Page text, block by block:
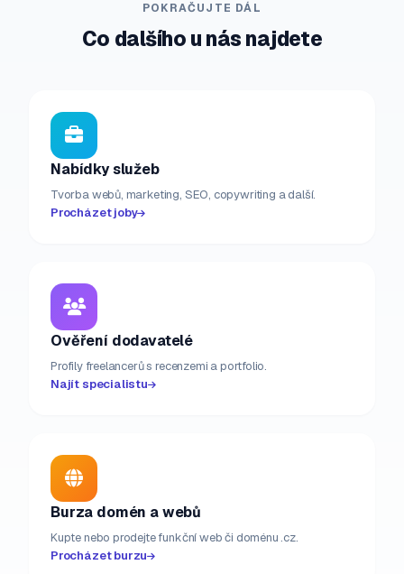
POKRAČUJTE DÁL
Co dalšího u nás najdete
Nabídky služeb
Tvorba webů, marketing, SEO, copywriting a další.
Procházet joby
Ověření dodavatelé
Profily freelancerů s recenzemi a portfolio.
Najít specialistu
Burza domén a webů
Kupte nebo prodejte funkční web či doménu .cz.
Procházet burzu